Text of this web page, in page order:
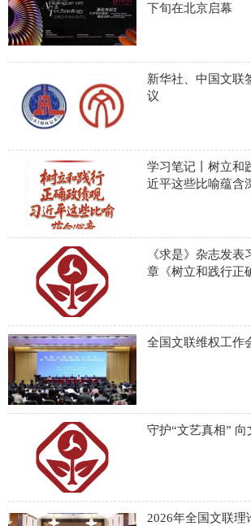
下旬在北京启幕
新华社、中国文联
议
学习笔记丨树立和
近平这些比喻蕴含
《求是》杂志发
章《树立和践行正
全国文联维权工作
守护“文艺真相” 向
2026年全国文联